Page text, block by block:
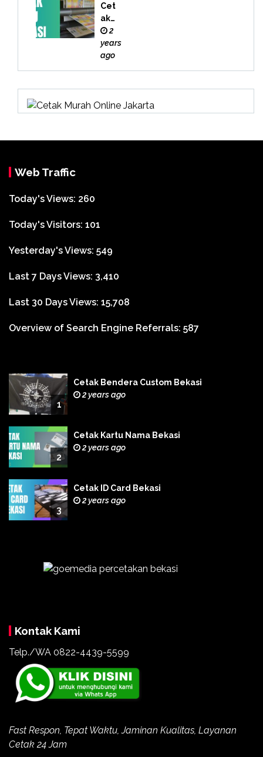
Cet
ak
Buk
u
Bek
2
years
ago
Web Traffic
Today's Views: 260
Today's Visitors: 101
Yesterday's Views: 549
Last 7 Days Views: 3,410
Last 30 Days Views: 15,708
Overview of Search Engine Referrals: 587
1
Cetak Bendera Custom Bekasi
2 years ago
2
Cetak Kartu Nama Bekasi
2 years ago
3
Cetak ID Card Bekasi
2 years ago
Kontak Kami
Telp./WA 0822-4439-5599
Fast Respon, Tepat Waktu, Jaminan Kualitas, Layanan
Cetak 24 Jam